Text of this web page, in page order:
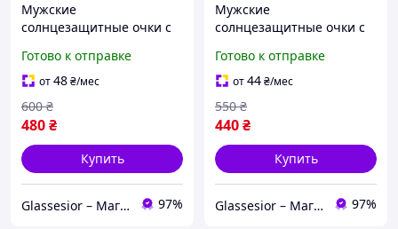
Мужские
солнцезащитные очки с
металлическая оправа,
коричневый цвет, форма
авиатор. Код 0487 С2
Готово к отправке
от48₴/мес
480₴
600 ₴
Купить
Glassesior – Магазин оптики 97%
Мужские
солнцезащитные очки с
металлические, авиаторы
8701 С3
Готово к отправке
от44₴/мес
440₴
550 ₴
Купить
Glassesior – Магазин оптики 97%